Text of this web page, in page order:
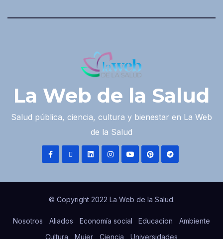
La Web de la Salud
Salud pública, ciencia, cultura y bienestar en La Web
de la Salud
© Copyright 2022 La Web de la Salud.
Nosotros Aliados Economía social Educacion
Ambiente
Cultura
Mujer Ciencia Universidades